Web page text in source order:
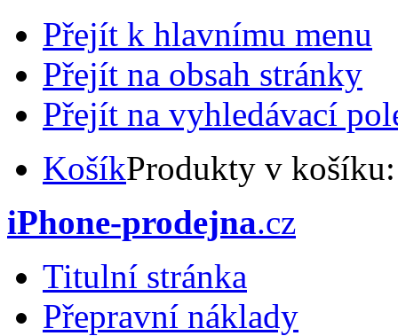
Přejít k hlavnímu menu
Přejít na obsah stránky
Přejít na vyhledávací
KošíkProdukty v
iPhone-prodejna.cz
Titulní stránka
Přepravní náklady